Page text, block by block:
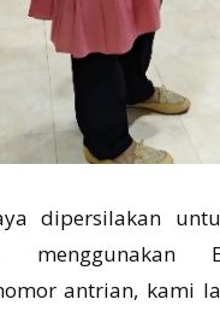
dipersilakan
antrian, kami